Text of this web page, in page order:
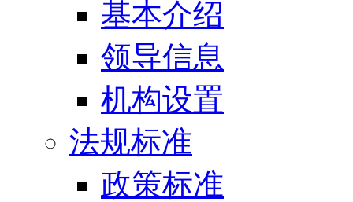
基本介绍
领导信息
机构设置
法规标准
政策标准